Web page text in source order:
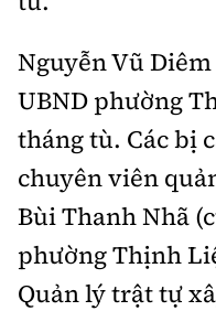
Tổng biên tập:
Phó Tổng biên tập:
Nguyễn Đức Thắng, La
Hotline:
0901 514 799
Quảng
0915 057
Email:
Cấm sao chép dưới
chấp thuận bằng văn
Nguyễn Vũ
UBND phường
tháng tù. Các bị
chuyên viên
Bùi Thanh Nhã
phường Thịnh
Quản lý trật tự